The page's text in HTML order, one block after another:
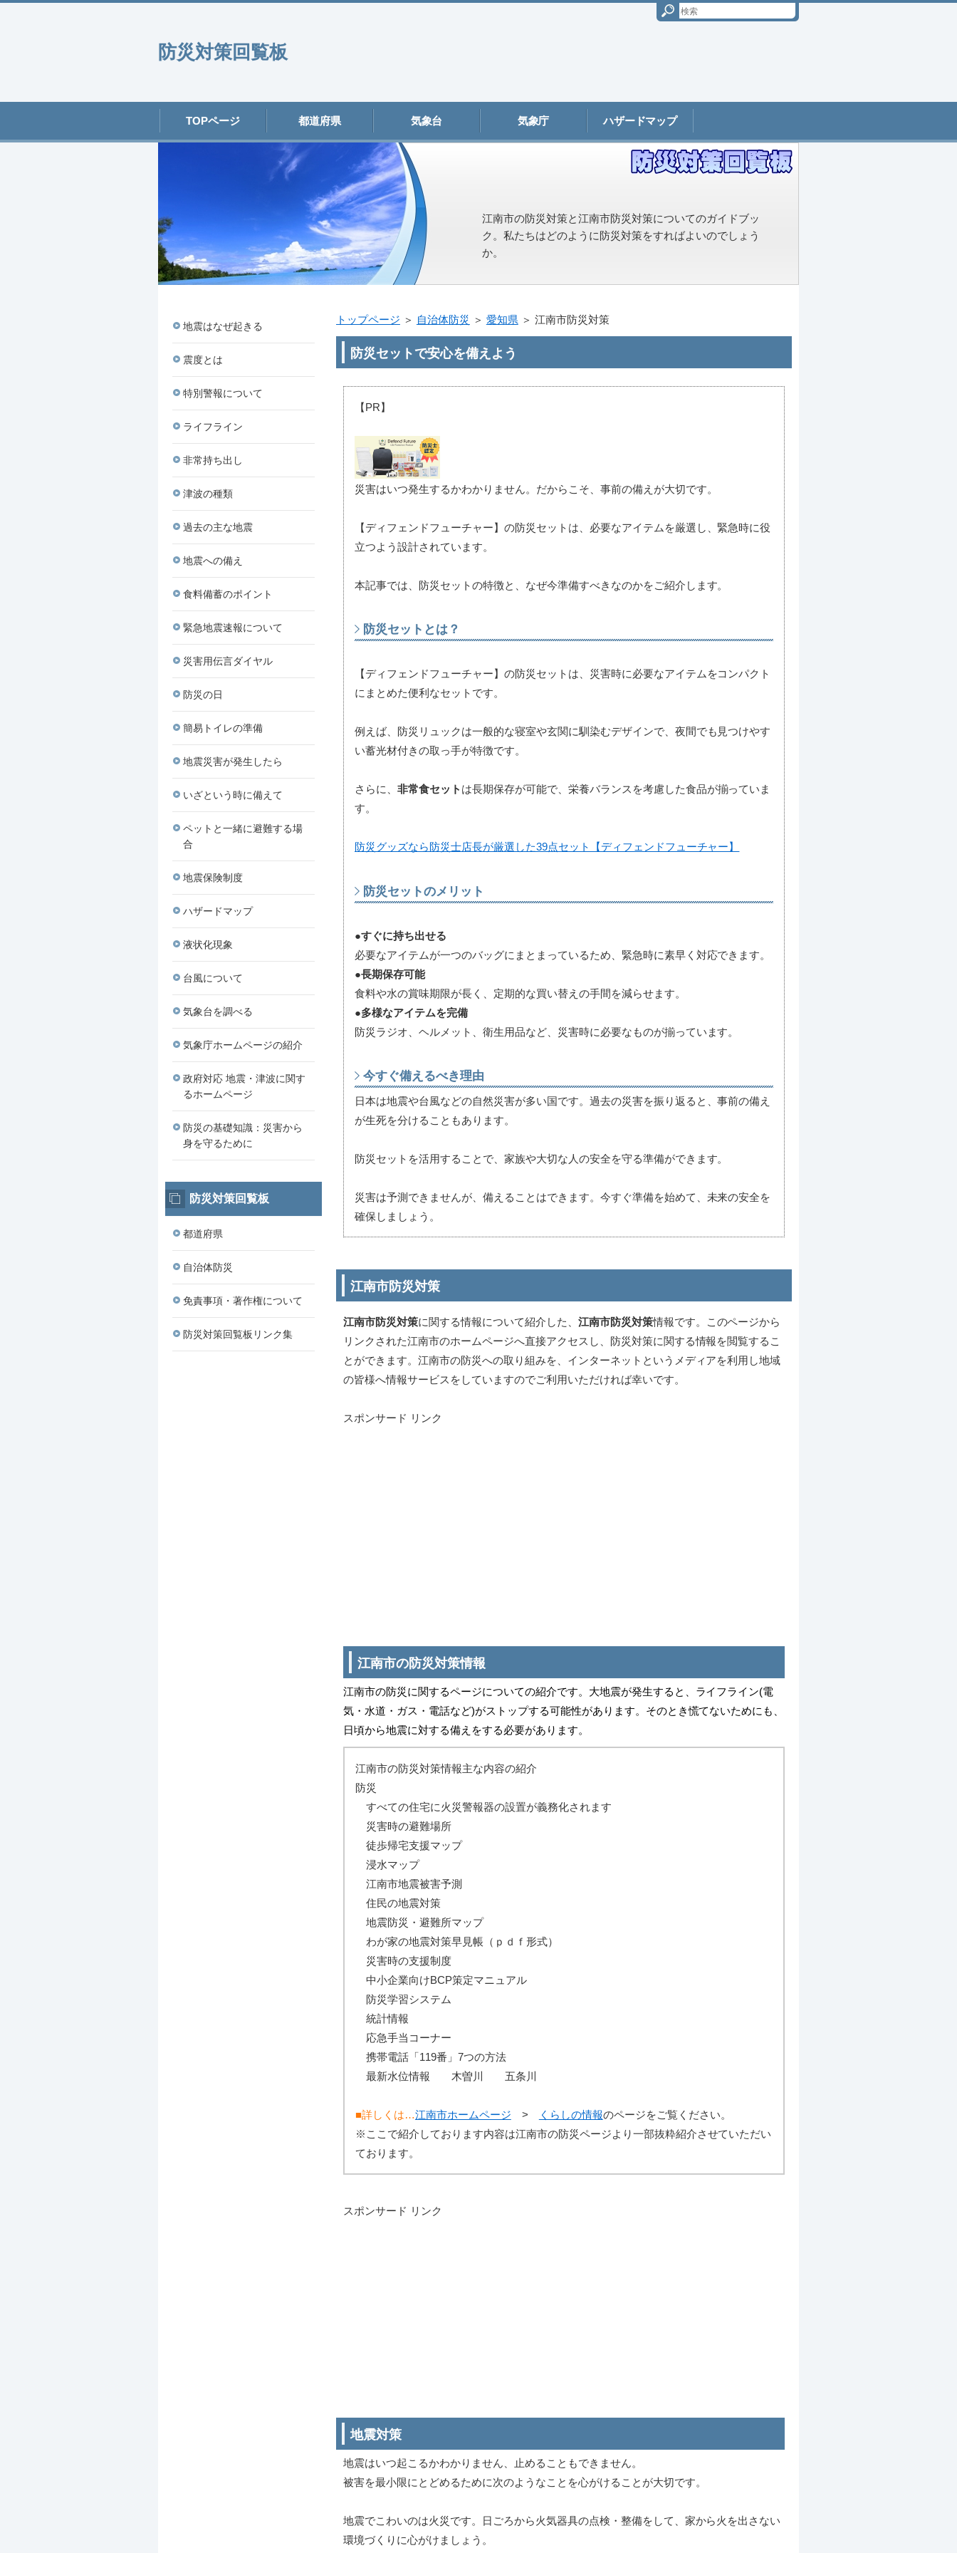
防災対策回覧板
TOPページ 都道府県 気象台 気象庁 ハザードマップ
江南市の防災対策と江南市防災対策についてのガイドブッ
ク。私たちはどのように防災対策をすればよいのでしょう
か。
トップページ ＞ 自治体防災 ＞ 愛知県 ＞ 江南市防災対策
防災セットで安心を備えよう
【PR】
災害はいつ発生するかわかりません。だからこそ、事前の備えが大切です。
【ディフェンドフューチャー】の防災セットは、必要なアイテムを厳選し、緊急時に役
立つよう設計されています。
本記事では、防災セットの特徴と、なぜ今準備すべきなのかをご紹介します。
防災セットとは？
【ディフェンドフューチャー】の防災セットは、災害時に必要なアイテムをコンパクト
にまとめた便利なセットです。
例えば、防災リュックは一般的な寝室や玄関に馴染むデザインで、夜間でも見つけやす
い蓄光材付きの取っ手が特徴です。
さらに、 非常食セット は長期保存が可能で、栄養バランスを考慮した食品が揃っていま
す。
防災グッズなら防災士店長が厳選した39点セット【ディフェンドフューチャー】
防災セットのメリット
●すぐに持ち出せる
必要なアイテムが一つのバッグにまとまっているため、緊急時に素早く対応できます。
●長期保存可能
食料や水の賞味期限が長く、定期的な買い替えの手間を減らせます。
●多様なアイテムを完備
防災ラジオ、ヘルメット、衛生用品など、災害時に必要なものが揃っています。
今すぐ備えるべき理由
日本は地震や台風などの自然災害が多い国です。過去の災害を振り返ると、事前の備え
が生死を分けることもあります。
防災セットを活用することで、家族や大切な人の安全を守る準備ができます。
災害は予測できませんが、備えることはできます。今すぐ準備を始めて、未来の安全を
確保しましょう。
江南市防災対策
江南市防災対策に関する情報について紹介した、 江南市防災対策情報です。このページから
リンクされた江南市のホームページへ直接アクセスし、防災対策に関する情報を閲覧するこ
とができます。江南市の防災への取り組みを、インターネットというメディアを利用し地域
の皆様へ情報サービスをしていますのでご利用いただければ幸いです。
スポンサード リンク
江南市の防災対策情報
江南市の防災に関するページについての紹介です。大地震が発生すると、ライフライン(電
気・水道・ガス・電話など)がストップする可能性があります。そのとき慌てないためにも、
日頃から地震に対する備えをする必要があります。
江南市の防災対策情報主な内容の紹介
防災
すべての住宅に火災警報器の設置が義務化されます
災害時の避難場所
徒歩帰宅支援マップ
浸水マップ
江南市地震被害予測
住民の地震対策
地震防災・避難所マップ
わが家の地震対策早見帳（ｐｄｆ形式）
災害時の支援制度
中小企業向けBCP策定マニュアル
防災学習システム
統計情報
応急手当コーナー
携帯電話「119番」7つの方法
最新水位情報 木曽川 五条川
■詳しくは…江南市ホームページ > くらしの情報のページをご覧ください。
※ここで紹介しております内容は江南市の防災ページより一部抜粋紹介させていただい
ております。
スポンサード リンク
地震対策
地震はいつ起こるかわかりません、止めることもできません。
被害を最小限にとどめるために次のようなことを心がけることが大切です。
地震でこわいのは火災です。日ごろから火気器具の点検・整備をして、家から火を出さない
環境づくりに心がけましょう。
地震はなぜ起きる
震度とは
特別警報について
ライフライン
非常持ち出し
津波の種類
過去の主な地震
地震への備え
食料備蓄のポイント
緊急地震速報について
災害用伝言ダイヤル
防災の日
簡易トイレの準備
地震災害が発生したら
いざという時に備えて
ペットと一緒に避難する場
合
地震保険制度
ハザードマップ
液状化現象
台風について
気象台を調べる
気象庁ホームページの紹介
政府対応 地震・津波に関す
るホームページ
防災の基礎知識：災害から
身を守るために
防災対策回覧板
都道府県
自治体防災
免責事項・著作権について
防災対策回覧板リンク集